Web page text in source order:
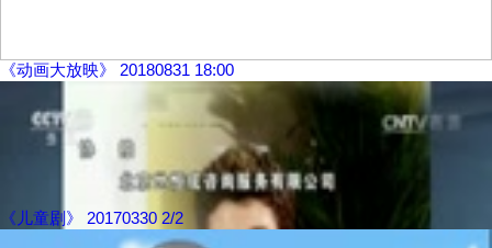
《动画大放映》 20180831 18:00
《儿童剧》 20170330 2/2